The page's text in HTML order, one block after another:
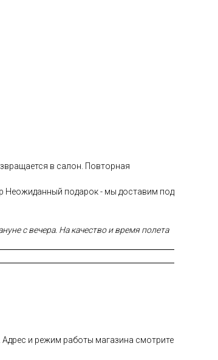
в салон. Повторная
Неожиданный подарок - мы доставим под
с вечера. На качество и время полета
и режим работы магазина смотрите